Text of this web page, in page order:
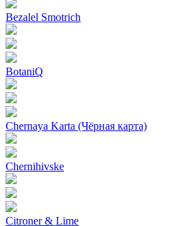
Bezalel Smotrich
BotaniQ
Chernaya Karta (Чёрная карта)
Chernihivske
Citroner & Lime